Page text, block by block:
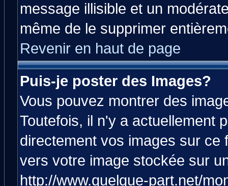
message illisible et un
même de le supprimer
Revenir en haut de page
Puis-je poster des Images?
Vous pouvez montrer des
Toutefois, il n'y a actuellement
directement vos images sur ce
vers votre image stockée sur
http://www.quelque-part.net/